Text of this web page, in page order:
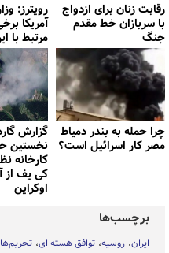
رقابت زنان برای ازدواج
با سربازان خط مقدم
جنگ
رویترز:
آمریکا
مرتبط با
چرا حمله به بندر دمیاط
مصر کار اسرائیل است؟
گزارش
نخستین
کارخانه
کی یف از
اوکراین
برچسب‌ها
ایران روسیه توافق هسته ای